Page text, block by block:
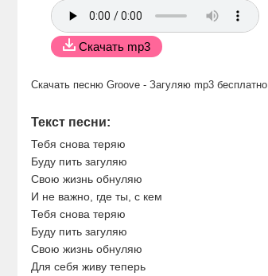
Скачать mp3
Скачать песню Groove - Загуляю mp3 бесплатно
Текст песни:
Тебя снова теряю
Буду пить загуляю
Свою жизнь обнуляю
И не важно, где ты, с кем
Тебя снова теряю
Буду пить загуляю
Свою жизнь обнуляю
Для себя живу теперь